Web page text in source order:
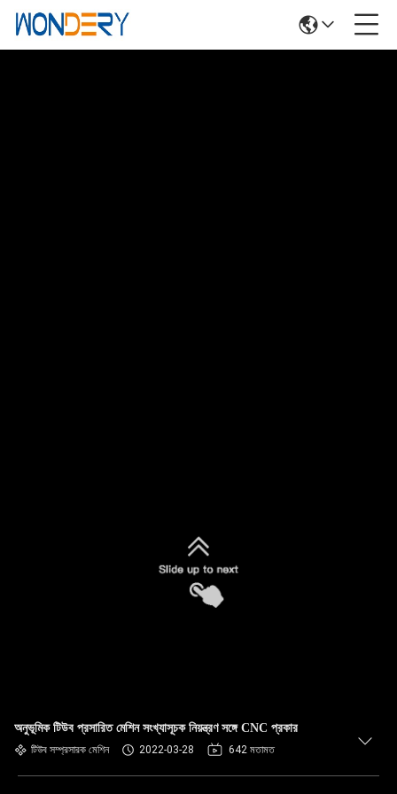
অনুভূমিক টিউব প্রসারিত মেশিন সংখ্যাসূচক নিয়ন্ত্রণ সঙ্গে CNC প্রকার
টিউব সম্প্রসারক মেশিন 2022-03-28 642 মতামত